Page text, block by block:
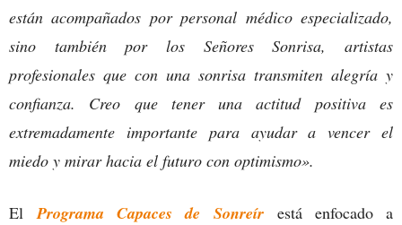
están acompañados por personal médico especializado,
sino también por los Señores Sonrisa, artistas
profesionales que con una sonrisa transmiten alegría y
confianza. Creo que tener una actitud positiva es
extremadamente importante para ayudar a vencer el
miedo y mirar hacia el futuro con optimismo».
ElPrograma Capaces de Sonreír está enfocado a